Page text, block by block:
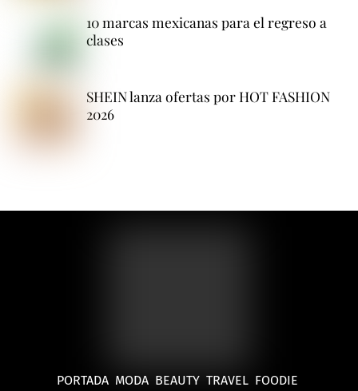
10 marcas mexicanas para el regreso a
clases
SHEIN lanza ofertas por HOT FASHION
2026
PORTADA MODA BEAUTY TRAVEL FOODIE